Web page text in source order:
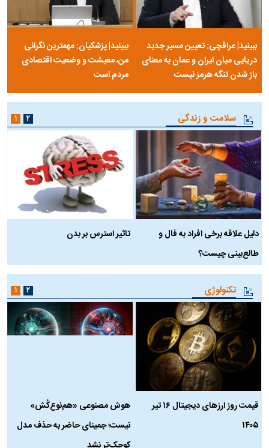
ببینید| عراقچی: تعیین مسیر جدید
دریایی میان ایران و عمان به معنای
باز شدن تنگه هرمز نیست
ببینید| پزشکیان: مهمترین نگرانی
من، معیشت و وضعیت اقتصادی
مردم است
سلامت و زندگی
دلیل علاقه برخی افراد به فال و
طالع‌بینی چیست؟
تاثیر استرس بر بدن
۱ ۲
تکنولوژی
قیمت روز ارز‌های دیجیتال ۱۶ تیر
۱۴۰۵
هوش مصنوعی «هم‌نوع‌کُش»
نیست؛ جمینای حاضر به حذف مدل
۱ ۲